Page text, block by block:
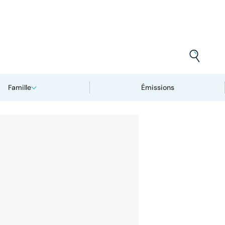
Famille Émissions